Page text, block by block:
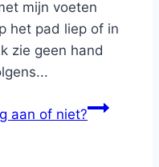
mijn voeten
het pad liep of in
zie geen hand
aan of niet?